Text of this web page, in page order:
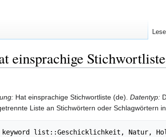
einsprachige Stichwortliste
Hat einsprachige Stichwortliste (de). Datentyp:
Liste an Stichwörtern oder Schlagwörtern